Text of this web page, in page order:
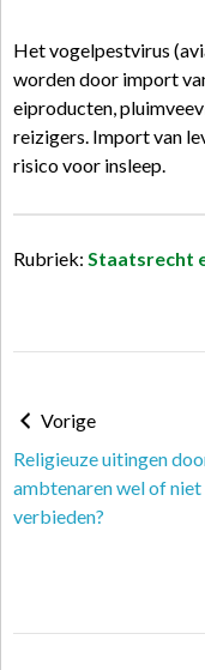
Het vogelpestvirus
worden door import
eiproducten,
reizigers. Import van
risico voor insleep.
Rubriek: Staatsrecht
Vorige
Religieuze uitingen
ambtenaren wel of niet
verbieden?